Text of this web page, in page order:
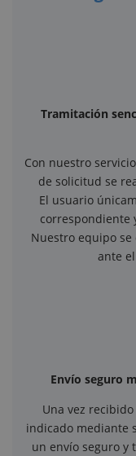
Tramitación
Con nuestro
de solicitud se
El usuario
correspondiente
Nuestro equipo
ante
Envío seguro
Una vez
indicado mediante
un envío seguro y